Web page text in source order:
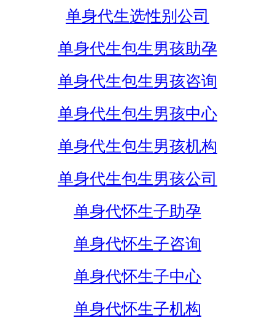
单身代生选性别公司
单身代生包生男孩助孕
单身代生包生男孩咨询
单身代生包生男孩中心
单身代生包生男孩机构
单身代生包生男孩公司
单身代怀生子助孕
单身代怀生子咨询
单身代怀生子中心
单身代怀生子机构